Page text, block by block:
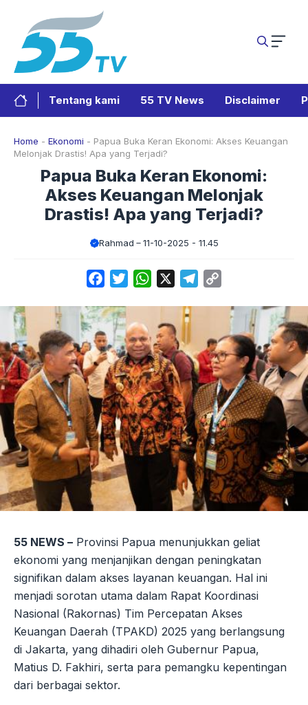
Tentang kami 55 TV News Disclaimer
Home - Ekonomi - Papua Buka Keran Ekonomi: Akses Keuangan
Melonjak Drastis! Apa yang Terjadi?
Papua Buka Keran Ekonomi:
Akses Keuangan Melonjak
Drastis! Apa yang Terjadi?
Rahmad 11-10-2025 - 11.45
FacebookTwitterWhatsApp Telegram
55 NEWS – Provinsi Papua menunjukkan geliat
ekonomi yang menjanjikan dengan peningkatan
signifikan dalam akses layanan keuangan. Hal ini
menjadi sorotan utama dalam Rapat Koordinasi
Nasional (Rakornas) Tim Percepatan Akses
Keuangan Daerah (TPAKD) 2025 yang berlangsung
di Jakarta, yang dihadiri oleh Gubernur Papua,
Matius D. Fakhiri, serta para pemangku kepentingan
dari berbagai sektor.